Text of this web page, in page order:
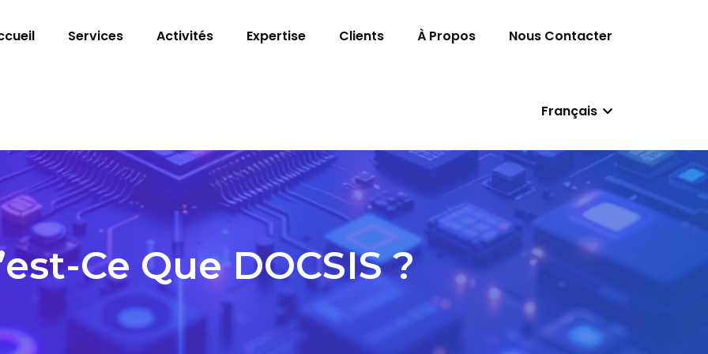
Services Activités Expertise Clients À Propos Nous Contacter
Français
Ce Que DOCSIS ?